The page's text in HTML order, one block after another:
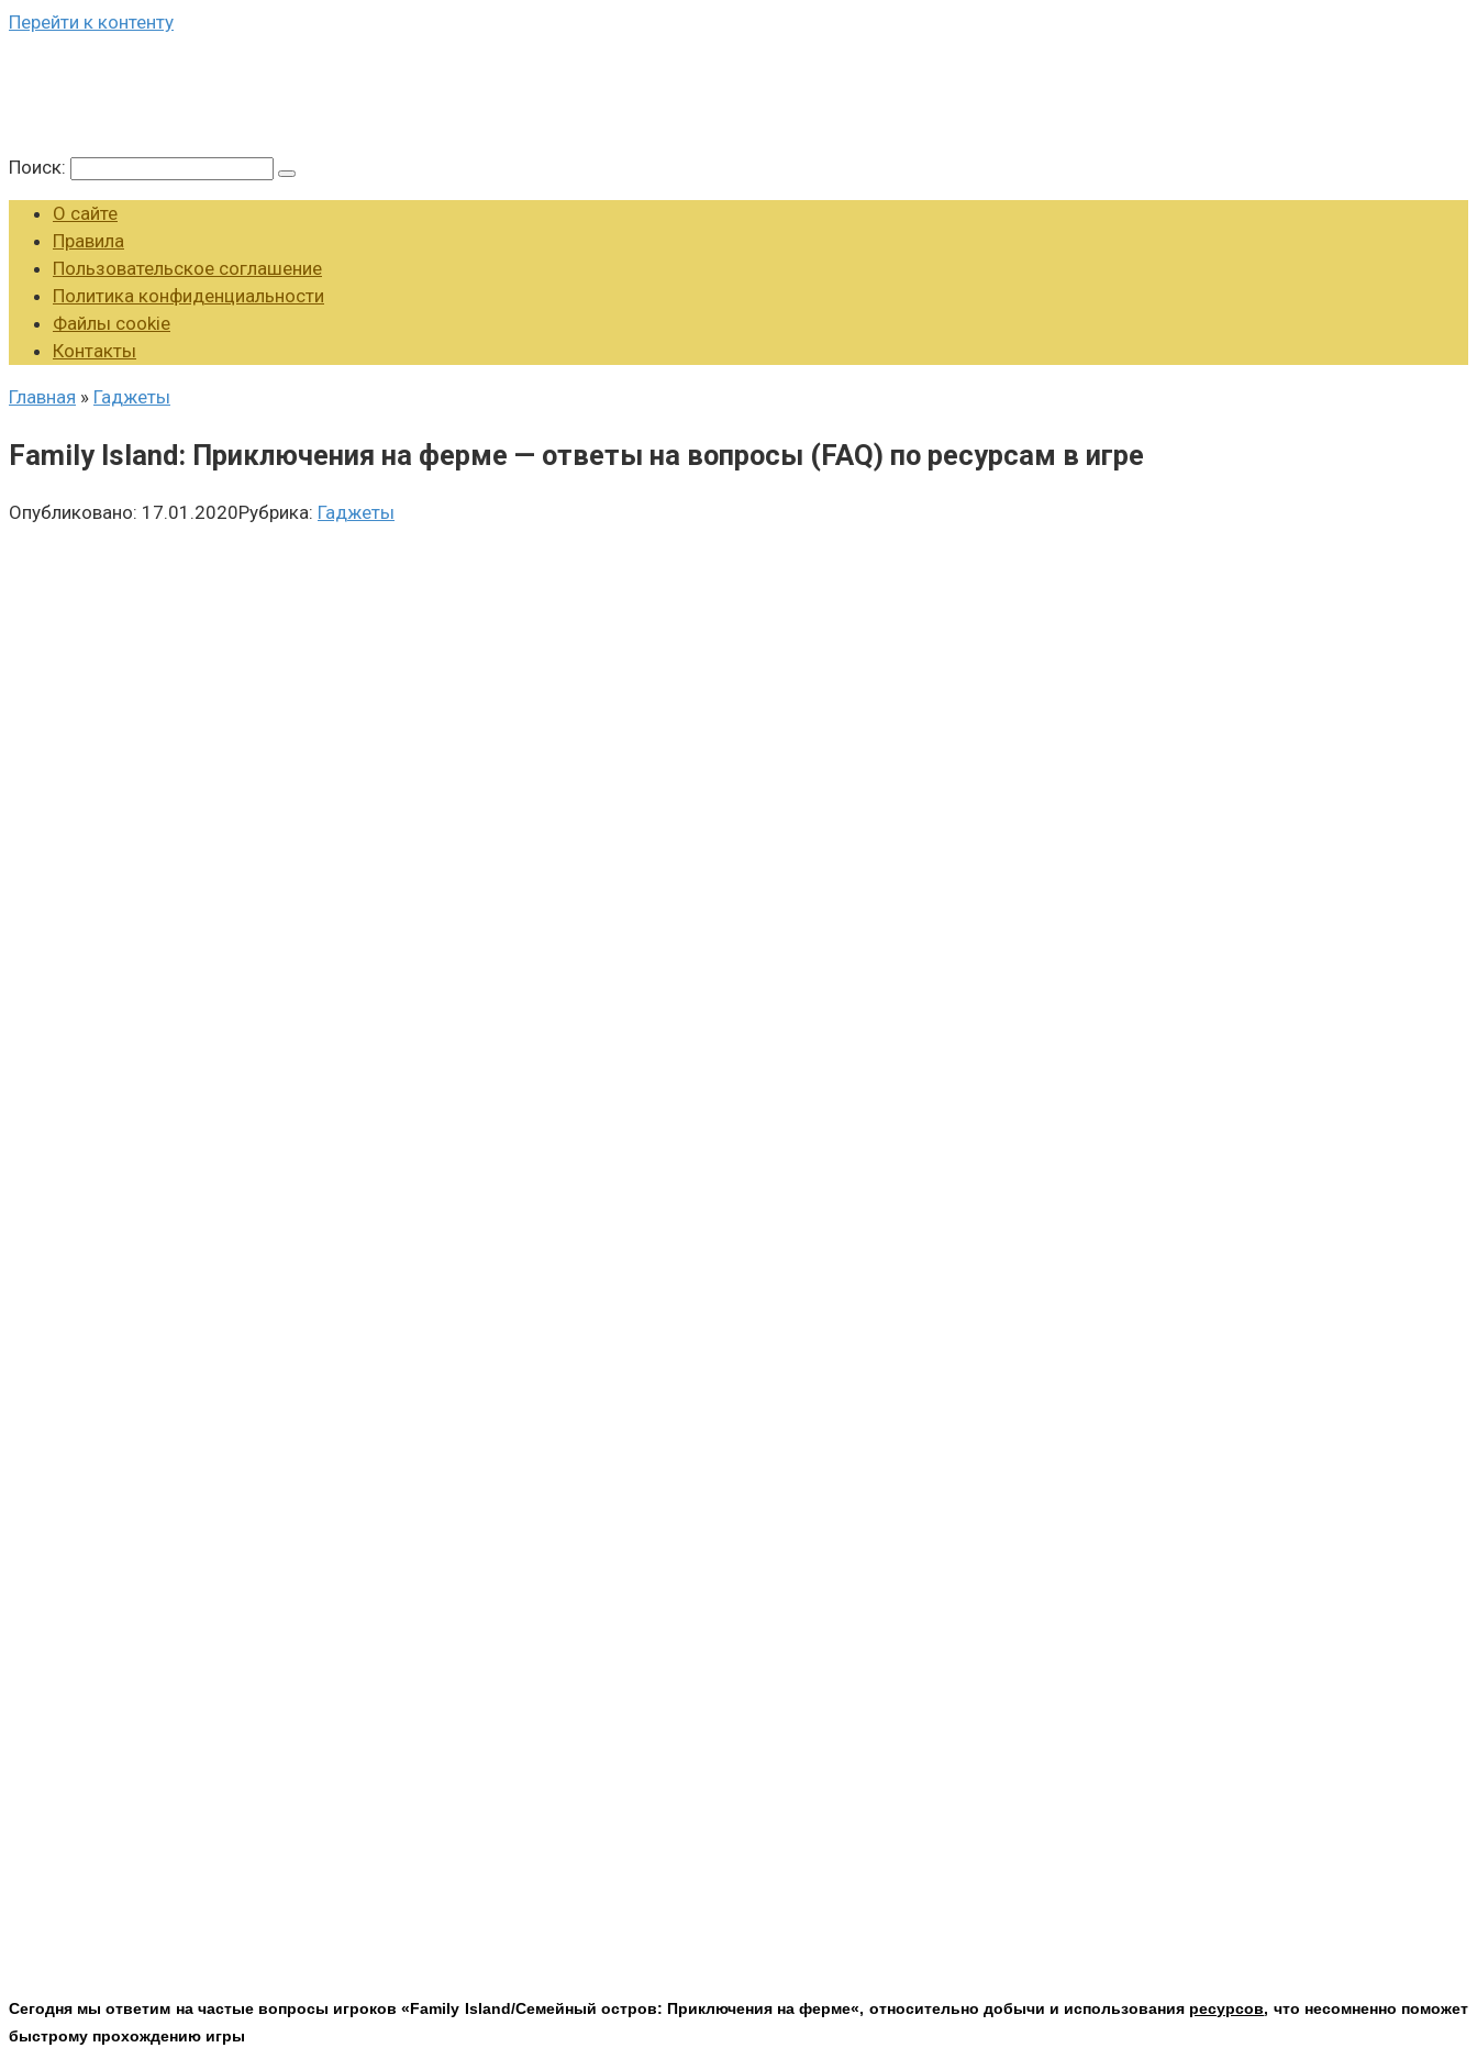
Перейти к контенту
Поиск:
О сайте
Правила
Пользовательское соглашение
Политика конфиденциальности
Файлы cookie
Контакты
Главная » Гаджеты
Family Island: Приключения на ферме — ответы на вопросы (FAQ) по ресурсам в игре
Опубликовано: 17.01.2020Рубрика: Гаджеты
Сегодня мыответим на частые вопросы игроков«Family Island/Семейный остров: Приключения на ферме«, относительно добычи и использования ресурсов, что несомненно поможет
быстрому прохождению игры